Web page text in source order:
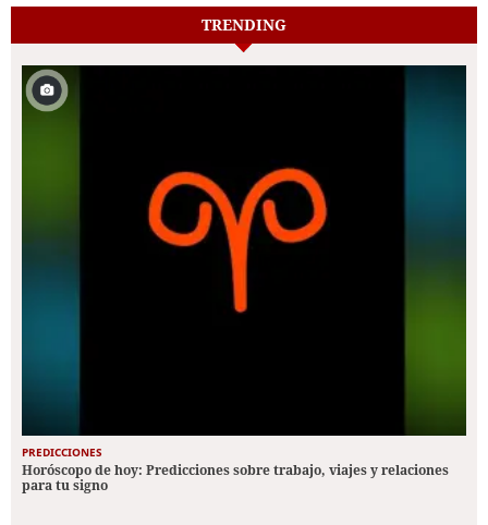
TRENDING
PREDICCIONES
Horóscopo de hoy: Predicciones sobre trabajo, viajes y relaciones
para tu signo